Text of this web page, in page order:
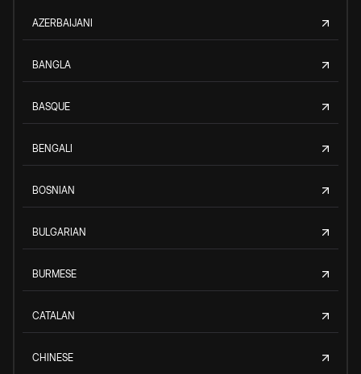
AZERBAIJANI
BANGLA
BASQUE
BENGALI
BOSNIAN
BULGARIAN
BURMESE
CATALAN
CHINESE